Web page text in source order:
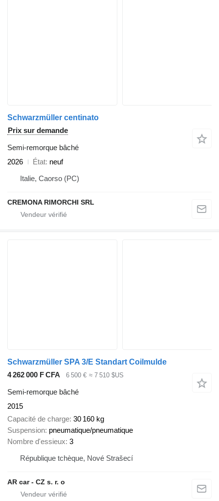
Schwarzmüller centinato
Prix sur demande
Semi-remorque bâché
2026
État neuf
Italie, Caorso (PC)
CREMONA RIMORCHI SRL
Schwarzmüller SPA 3/E Standart Coilmulde
4 262 000 F CFA
6 500 € ≈ 7 510 $US
Semi-remorque bâché
2015
Capacité de charge 30 160 kg
Suspension pneumatique/pneumatique
Nombre d'essieux 3
République tchèque, Nové Strašecí
AR car - CZ s. r. o